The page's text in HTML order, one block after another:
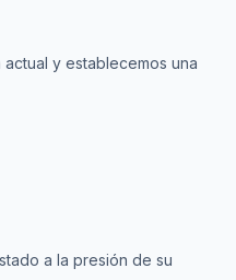
y establecemos una
a la presión de su